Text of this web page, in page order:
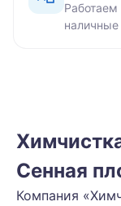
Работаем
наличные
Сенная
Компания